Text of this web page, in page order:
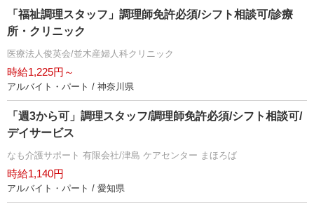
「福祉調理スタッフ」調理師免許必須/シフト相談可/診療
所・クリニック
医療法人俊英会/並木産婦人科クリニック
時給1,225円～
アルバイト・パート / 神奈川県
「週3から可」調理スタッフ/調理師免許必須/シフト相談可/
デイサービス
なも介護サポート 有限会社/津島 ケアセンター まほろば
時給1,140円
アルバイト・パート / 愛知県